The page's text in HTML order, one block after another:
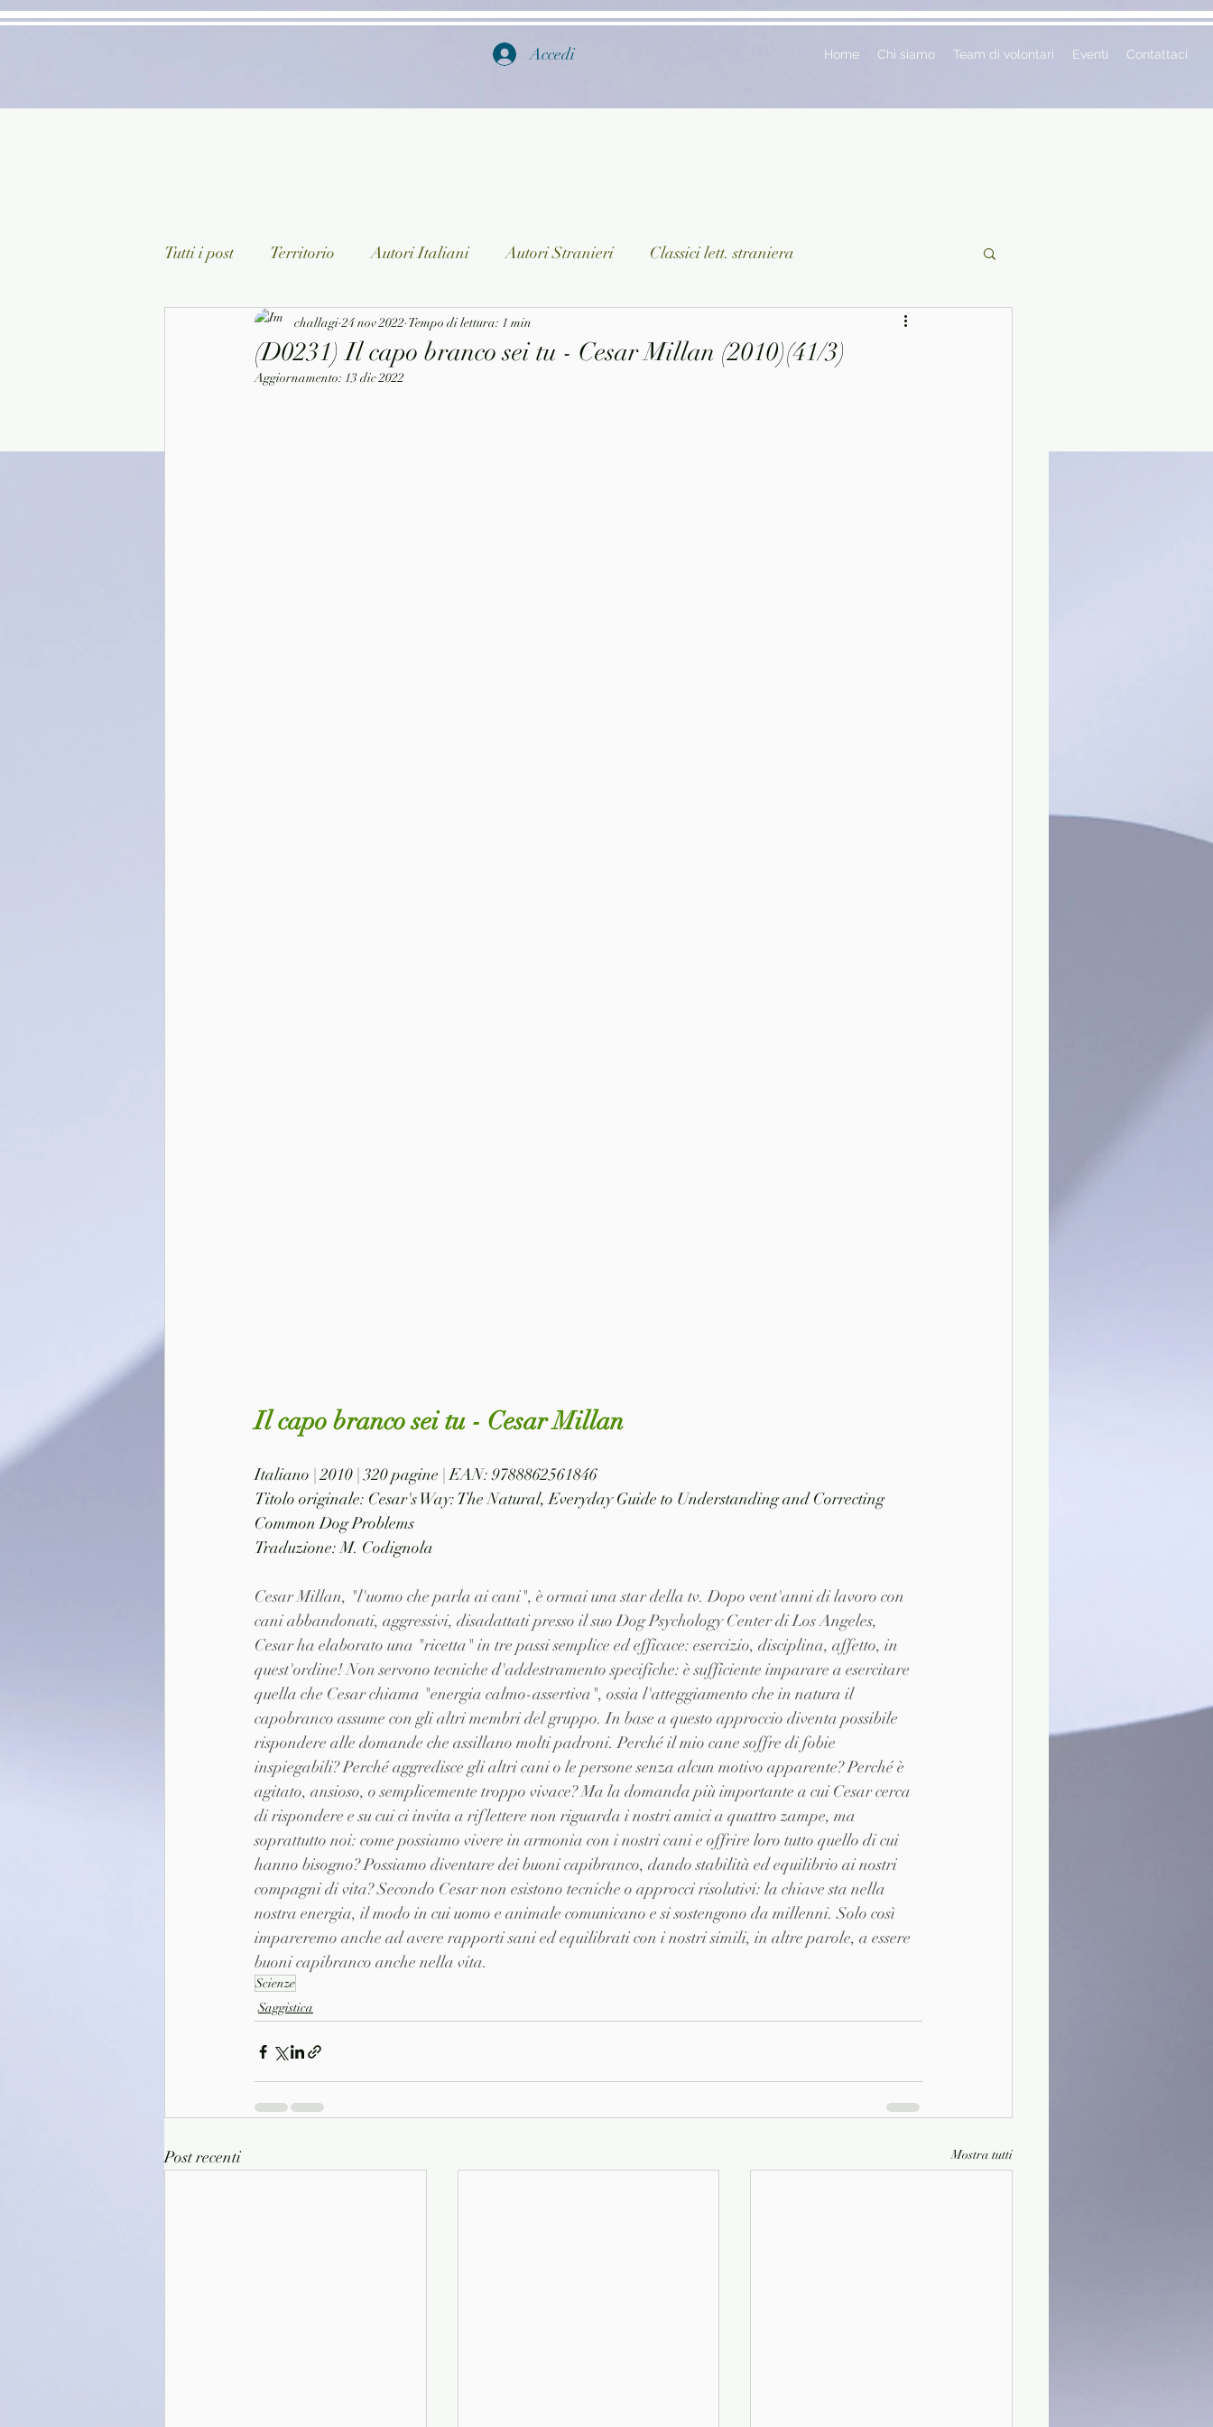
Accedi Home Chi siamo Team di volontari Eventi Contattaci
Tutti i post Territorio Autori Italiani Autori Stranieri Classici lett. straniera
Classici lett. italiana Saggistica Ragazzi
(D0231) Il capo branco sei tu - Cesar Millan (2010)(41/3)
challagi 24 nov 2022 Tempo di lettura: 1 min
Aggiornamento: 13 dic 2022
Il capo branco sei tu - Cesar Millan
Italiano | 2010 | 320 pagine | EAN: 9788862561846
Titolo originale: Cesar's Way: The Natural, Everyday Guide to Understanding and Correcting
Common Dog Problems
Traduzione: M. Codignola
Cesar Millan, "l'uomo che parla ai cani", è ormai una star della tv. Dopo vent'anni di lavoro con
cani abbandonati, aggressivi, disadattati presso il suo Dog Psychology Center di Los Angeles,
Cesar ha elaborato una "ricetta" in tre passi semplice ed efficace: esercizio, disciplina, affetto, in
quest'ordine! Non servono tecniche d'addestramento specifiche: è sufficiente imparare a esercitare
quella che Cesar chiama "energia calmo-assertiva", ossia l'atteggiamento che in natura il
capobranco assume con gli altri membri del gruppo. In base a questo approccio diventa possibile
rispondere alle domande che assillano molti padroni. Perché il mio cane soffre di fobie
inspiegabili? Perché aggredisce gli altri cani o le persone senza alcun motivo apparente? Perché è
agitato, ansioso, o semplicemente troppo vivace? Ma la domanda più importante a cui Cesar cerca
di rispondere e su cui ci invita a riflettere non riguarda i nostri amici a quattro zampe, ma
soprattutto noi: come possiamo vivere in armonia con i nostri cani e offrire loro tutto quello di cui
hanno bisogno? Possiamo diventare dei buoni capibranco, dando stabilità ed equilibrio ai nostri
compagni di vita? Secondo Cesar non esistono tecniche o approcci risolutivi: la chiave sta nella
nostra energia, il modo in cui uomo e animale comunicano e si sostengono da millenni. Solo così
impareremo anche ad avere rapporti sani ed equilibrati con i nostri simili, in altre parole, a essere
buoni capibranco anche nella vita.
Scienze
Saggistica
Post recenti Mostra tutti